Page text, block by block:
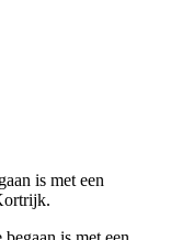
is met een